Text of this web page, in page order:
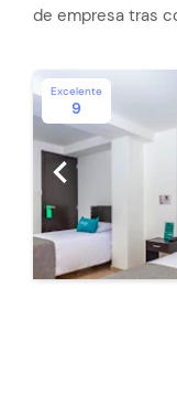
de empresa tras
Excelente
9
chevron_left